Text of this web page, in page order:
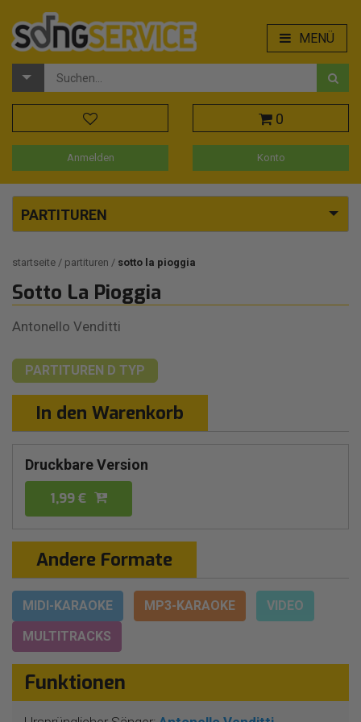
MENÜ
0
Anmelden Konto
PARTITUREN
startseite partituren sotto la pioggia
Sotto La Pioggia
Antonello Venditti
PARTITUREN D TYP
In den Warenkorb
Druckbare Version
1,99 €
Andere Formate
MIDI-KARAOKE MP3-KARAOKE
VIDEO
MULTITRACKS
Funktionen